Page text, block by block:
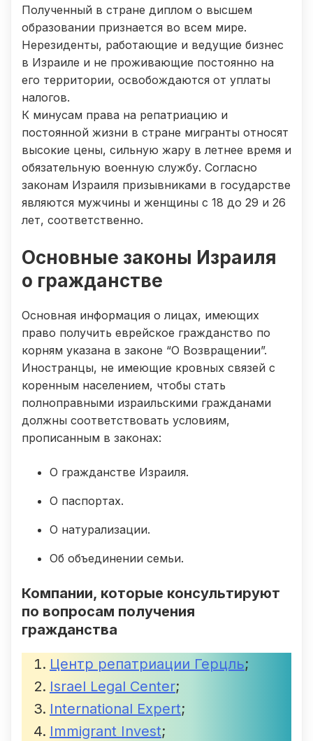
Полученный в стране диплом о высшем
образовании признается во всем мире.
Нерезиденты, работающие и ведущие бизнес
в Израиле и не проживающие постоянно на
его территории, освобождаются от уплаты
налогов.
К минусам права на репатриацию и
постоянной жизни в стране мигранты относят
высокие цены, сильную жару в летнее время и
обязательную военную службу. Согласно
законам Израиля призывниками в государстве
являются мужчины и женщины с 18 до 29 и 26
лет, соответственно.
Основные законы Израиля
о гражданстве
Основная информация о лицах, имеющих
право получить еврейское гражданство по
корням указана в законе “О Возвращении”.
Иностранцы, не имеющие кровных связей с
коренным населением, чтобы стать
полноправными израильскими гражданами
должны соответствовать условиям,
прописанным в законах:
О гражданстве Израиля.
О паспортах.
О натурализации.
Об объединении семьи.
Компании, которые консультируют
по вопросам получения
гражданства
Центр репатриации Герцль;
Israel Legal Center;
International Expert;
Immigrant Invest;